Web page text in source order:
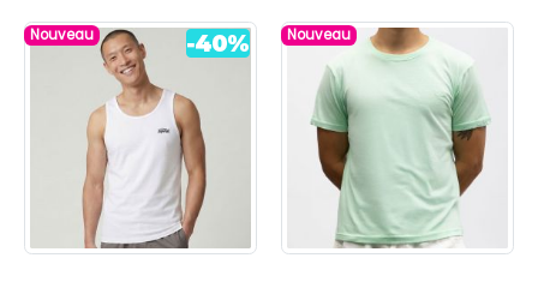
Nouveau Nouveau